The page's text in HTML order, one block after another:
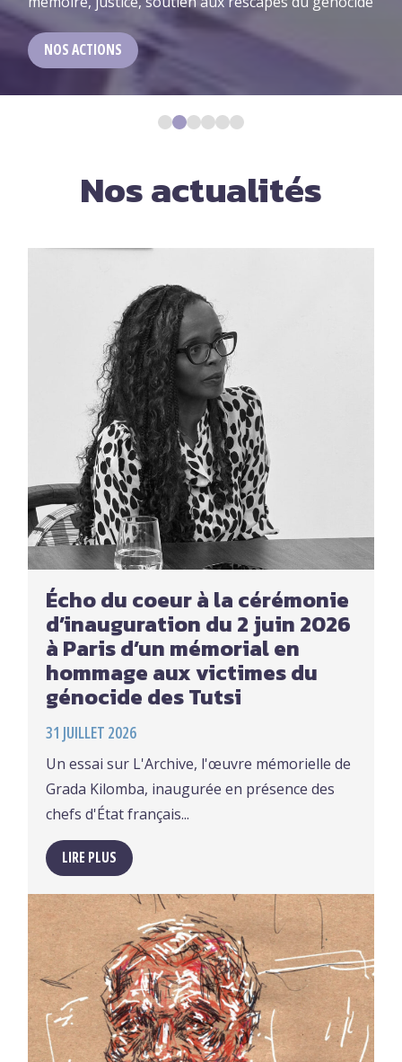
NOS ACTIONS
1 2 3 4 5 6
Nos actualités
Écho du coeur à la cérémonie
d’inauguration du 2 juin 2026
à Paris d’un mémorial en
hommage aux victimes du
génocide des Tutsi
31 JUILLET 2026
Un essai sur L'Archive, l'œuvre mémorielle de
Grada Kilomba, inaugurée en présence des
chefs d'État français...
LIRE PLUS